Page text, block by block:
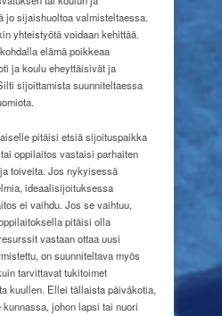
jo sijaishuoltoa valmisteltaessa.
yhteistyötä voidaan kehittää.
elämä poikkeaa
ja koulu eheyttäisivät ja
sijoittamista suunniteltaessa
pitäisi etsiä sijoituspaikka
oppilaitos vastaisi parhaiten
toiveita. Jos nykyisessä
ideaalisijoituksessa
ei vaihdu. Jos se vaihtuu,
pitäisi olla
vastaan ottaa uusi
on suunniteltava myös
tarvittavat tukitoimet
kuullen. Ellei tällaista päiväkotia,
johon lapsi tai nuori